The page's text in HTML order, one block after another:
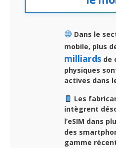
Dans le
mobile, plus
milliards de
physiques
actives dans
Les
intègrent
l’eSIM dans
des
gamme